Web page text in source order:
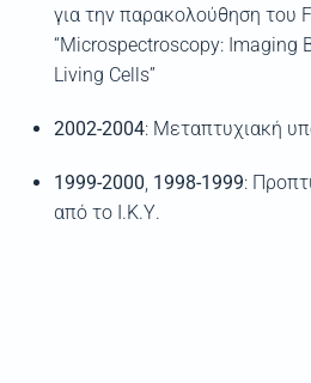
για την παρακολούθηση του
“Microspectroscopy: Imaging
Living Cells”
2002-2004: Μεταπτυχιακή
1999-2000, 1998-1999:
από το Ι.Κ.Υ.